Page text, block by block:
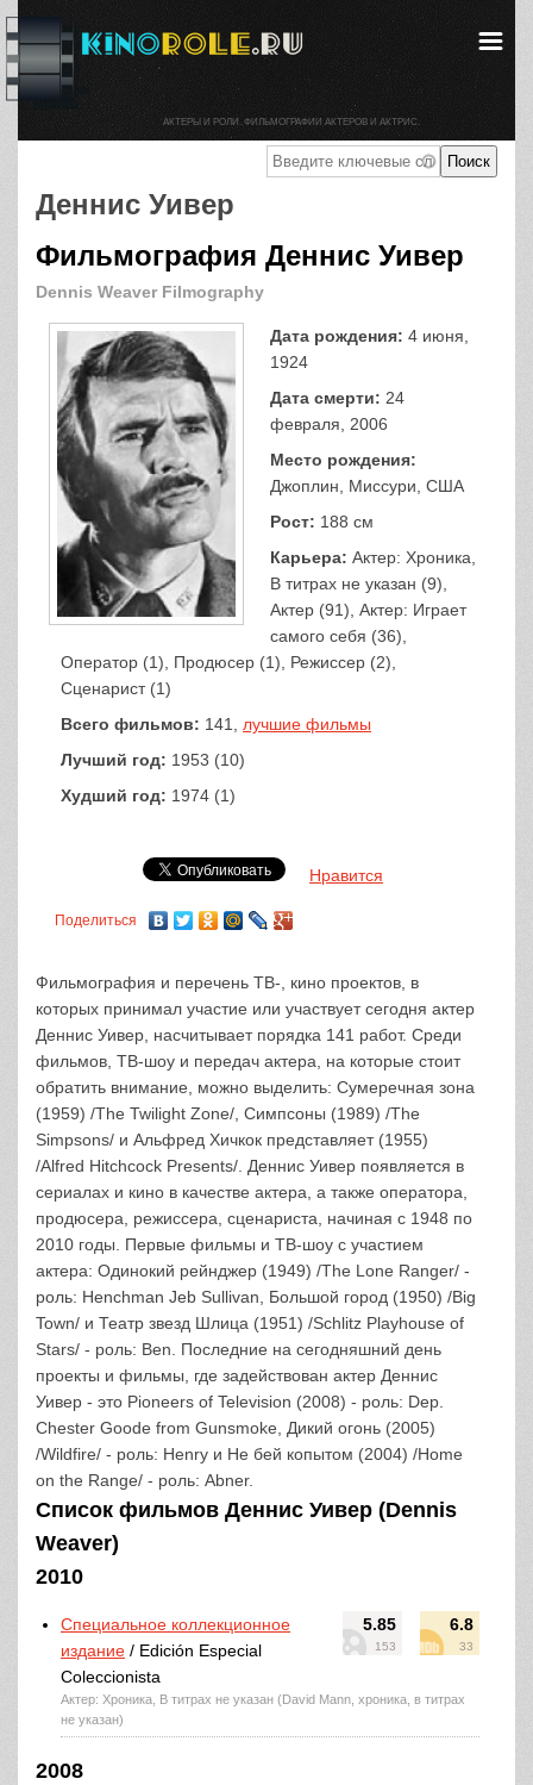
Деннис Уивер
Фильмография Деннис Уивер
Dennis Weaver Filmography
Дата рождения: 4 июня,
1924
Дата смерти: 24
февраля, 2006
Место рождения:
Джоплин, Миссури, США
Рост: 188 см
Карьера: Актер: Хроника,
В титрах не указан (9),
Актер (91), Актер: Играет
самого себя (36),
Оператор (1), Продюсер (1), Режиссер (2),
Сценарист (1)
Всего фильмов: 141, лучшие фильмы
Лучший год: 1953 (10)
Худший год: 1974 (1)
Нравится
Поделиться
Фильмография и перечень ТВ-, кино проектов, в
которых принимал участие или участвует сегодня актер
Деннис Уивер, насчитывает порядка 141 работ. Среди
фильмов, ТВ-шоу и передач актера, на которые стоит
обратить внимание, можно выделить: Сумеречная зона
(1959) /The Twilight Zone/, Симпсоны (1989) /The
Simpsons/ и Альфред Хичкок представляет (1955)
/Alfred Hitchcock Presents/. Деннис Уивер появляется в
сериалах и кино в качестве актера, а также оператора,
продюсера, режиссера, сценариста, начиная с 1948 по
2010 годы. Первые фильмы и ТВ-шоу с участием
актера: Одинокий рейнджер (1949) /The Lone Ranger/ -
роль: Henchman Jeb Sullivan, Большой город (1950) /Big
Town/ и Театр звезд Шлица (1951) /Schlitz Playhouse of
Stars/ - роль: Ben. Последние на сегодняшний день
проекты и фильмы, где задействован актер Деннис
Уивер - это Pioneers of Television (2008) - роль: Dep.
Chester Goode from Gunsmoke, Дикий огонь (2005)
/Wildfire/ - роль: Henry и Не бей копытом (2004) /Home
on the Range/ - роль: Abner.
Список фильмов Деннис Уивер (Dennis
Weaver)
2010
5.85
153
6.8
33
Специальное коллекционное
издание / Edición Especial
Coleccionista
Актер: Хроника, В титрах не указан (David Mann, хроника, в титрах
не указан)
2008
АКТЕРЫ И РОЛИ. ФИЛЬМОГРАФИИ АКТЕРОВ И АКТРИС.